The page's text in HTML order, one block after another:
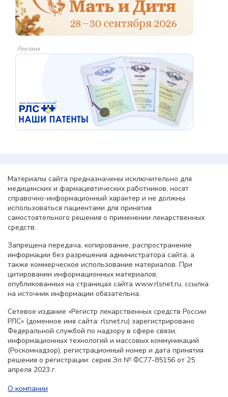
Реклама
Материалы сайта предназначены исключительно для
медицинских и фармацевтических работников, носят
справочно-информационный характер и не должны
использоваться пациентами для принятия
самостоятельного решения о применении лекарственных
средств.
Запрещена передача, копирование, распространение
информации без разрешения администратора сайта, а
также коммерческое использование материалов. При
цитировании информационных материалов,
опубликованных на страницах сайта www.rlsnet.ru, ссылка
на источник информации обязательна.
Сетевое издание «Регистр лекарственных средств России
РЛС» (доменное имя сайта: rlsnet.ru) зарегистрировано
Федеральной службой по надзору в сфере связи,
информационных технологий и массовых коммуникаций
(Роскомнадзор), регистрационный номер и дата принятия
решения о регистрации: серия Эл № ФС77-85156 от 25
апреля 2023 г.
О компании